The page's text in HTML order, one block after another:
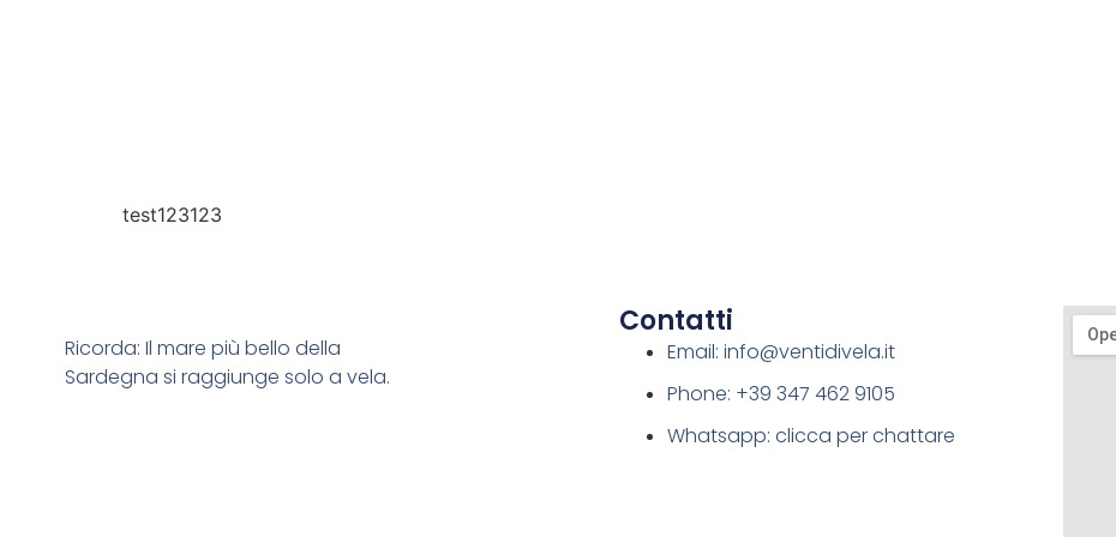
test123123
Ricorda: Il mare più bello della
Sardegna si raggiunge solo a vela.​
Contatti
Email: info@ventidivela.it
Phone: +39 347 462 9105
Whatsapp: clicca per chattare